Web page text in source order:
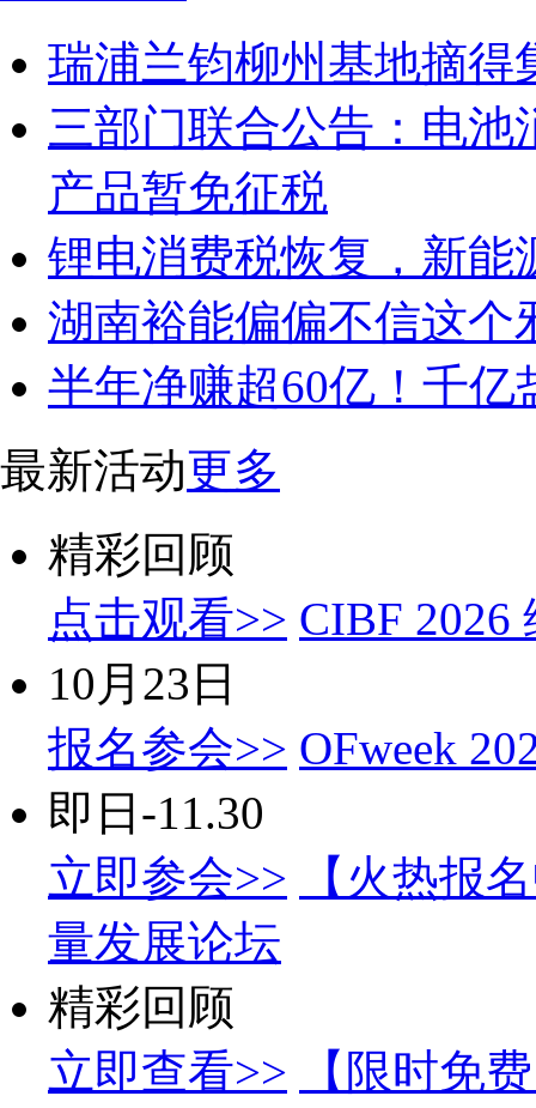
瑞浦兰钧柳州基地摘得
三部门联合公告：电
产品暂免征税
锂电消费税恢复，新能
湖南裕能偏偏不信这个
半年净赚超60亿！千
最新活动更多
精彩回顾
点击观看>> CIBF 2026
10月23日
报名参会>> OFweek
即日-11.30
立即参会>>
【火热报
量发展论坛
精彩回顾
立即查看>>
【限时免